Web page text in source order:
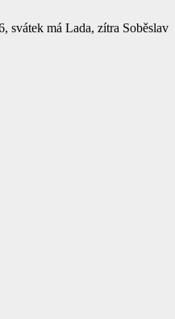
svátek má Lada, zítra Soběslav